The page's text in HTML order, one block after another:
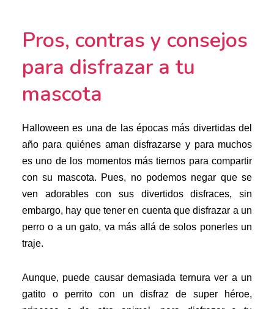
Pros, contras y consejos
para disfrazar a tu
mascota
Halloween es una de las épocas más divertidas del
año para quiénes aman disfrazarse y para muchos
es uno de los momentos más tiernos para compartir
con su mascota. Pues, no podemos negar que se
ven adorables con sus divertidos disfraces, sin
embargo, hay que tener en cuenta que disfrazar a un
perro o a un gato, va más allá de solos ponerles un
traje.
Aunque, puede causar demasiada ternura ver a un
gatito o perrito con un disfraz de super héroe,